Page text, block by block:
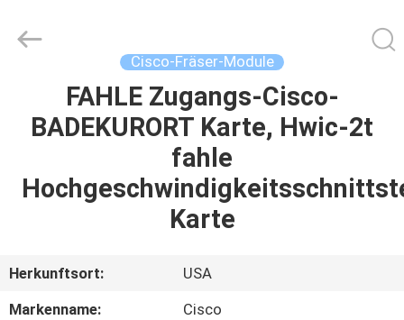
HAUSE
PRODUKTE
ÜBER
Ltd..
Cisco-Fräser-Module
FAHLE Zugangs-Cisco-
BADEKURORT Karte, Hwic-2t
fahle
Karte
Herkunftsort:
USA
Markenname:
Cisco